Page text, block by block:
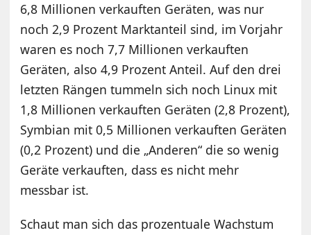
6,8 Millionen verkauften Geräten, was nur
noch 2,9 Prozent Marktanteil sind, im Vorjahr
waren es noch 7,7 Millionen verkauften
Geräten, also 4,9 Prozent Anteil. Auf den drei
letzten Rängen tummeln sich noch Linux mit
1,8 Millionen verkauften Geräten (2,8 Prozent),
Symbian mit 0,5 Millionen verkauften Geräten
(0,2 Prozent) und die „Anderen“ die so wenig
Geräte verkauften, dass es nicht mehr
messbar ist.
Schaut man sich das prozentuale Wachstum